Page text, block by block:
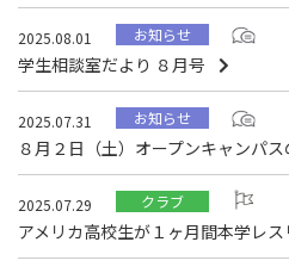
2025.08.01 お知らせ
学生相談室だより ８月号
2025.07.31 お知らせ
８月２日（土）オープンキャンパ
2025.07.29 クラブ
アメリカ高校生が１ヶ月間本学レ